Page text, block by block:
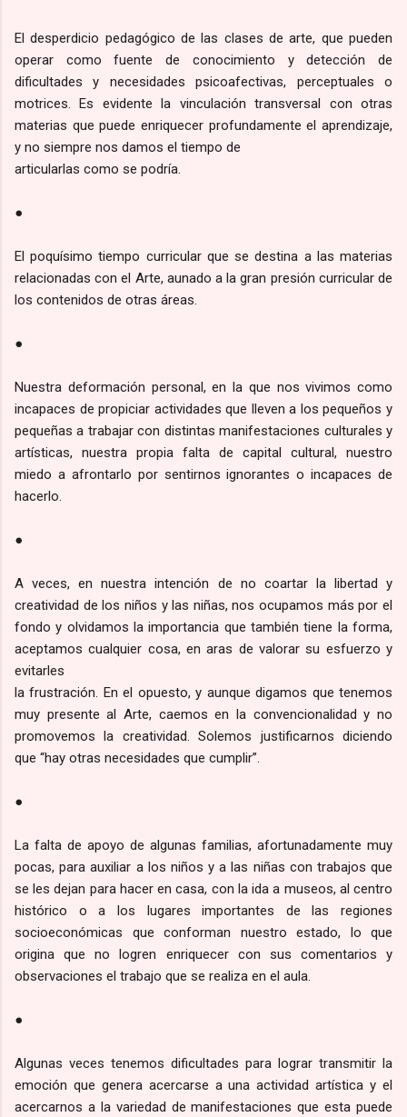
El desperdicio pedagógico de las clases de arte, que pueden
operar como fuente de conocimiento y detección de
dificultades y necesidades psicoafectivas, perceptuales o
motrices. Es evidente la vinculación transversal con otras
materias que puede enriquecer profundamente el aprendizaje,
y no siempre nos damos el tiempo de
articularlas como se podría.
●
El poquísimo tiempo curricular que se destina a las materias
relacionadas con el Arte, aunado a la gran presión curricular de
los contenidos de otras áreas.
●
Nuestra deformación personal, en la que nos vivimos como
incapaces de propiciar actividades que lleven a los pequeños y
pequeñas a trabajar con distintas manifestaciones culturales y
artísticas, nuestra propia falta de capital cultural, nuestro
miedo a afrontarlo por sentirnos ignorantes o incapaces de
hacerlo.
●
A veces, en nuestra intención de no coartar la libertad y
creatividad de los niños y las niñas, nos ocupamos más por el
fondo y olvidamos la importancia que también tiene la forma,
aceptamos cualquier cosa, en aras de valorar su esfuerzo y
evitarles
la frustración. En el opuesto, y aunque digamos que tenemos
muy presente al Arte, caemos en la convencionalidad y no
promovemos la creatividad. Solemos justificarnos diciendo
que “hay otras necesidades que cumplir”.
●
La falta de apoyo de algunas familias, afortunadamente muy
pocas, para auxiliar a los niños y a las niñas con trabajos que
se les dejan para hacer en casa, con la ida a museos, al centro
histórico o a los lugares importantes de las regiones
socioeconómicas que conforman nuestro estado, lo que
origina que no logren enriquecer con sus comentarios y
observaciones el trabajo que se realiza en el aula.
●
Algunas veces tenemos dificultades para lograr transmitir la
emoción que genera acercarse a una actividad artística y el
acercarnos a la variedad de manifestaciones que esta puede